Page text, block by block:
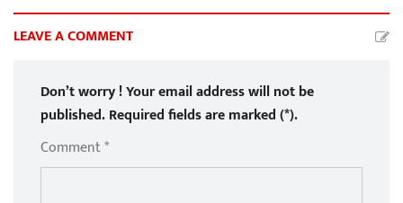
LEAVE A COMMENT
Don’t worry ! Your email address will not be
published. Required fields are marked (*).
Comment *